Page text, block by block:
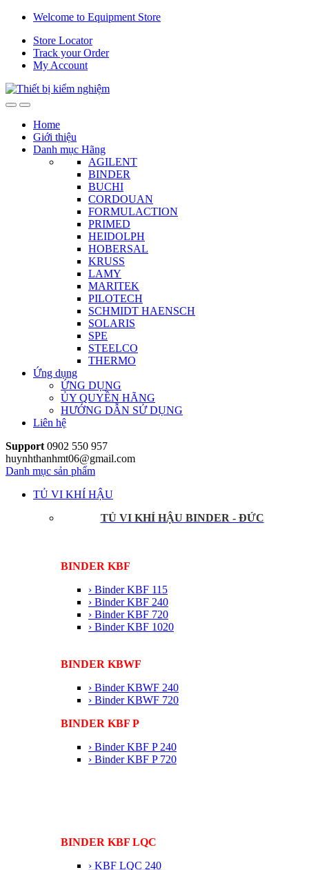
Skip
navigation
Skip
content
Welcome to Equipment Store
Store Locator
Track your Order
My Account
Home
Giới thiệu
Danh mục Hãng
AGILENT
BINDER
BUCHI
CORDOUAN
FORMULACTION
PRIMED
HEIDOLPH
HOBERSAL
KRUSS
LAMY
MARITEK
PILOTECH
SCHMIDT HAENSCH
SOLARIS
SPE
STEELCO
THERMO
Ứng dụng
ỨNG DỤNG
ỦY QUYỀN HÃNG
HƯỚNG DẪN SỬ DỤNG
Liên hệ
Support 0902 550 957
huynhthanhmt06@gmail.com
Danh mục sản phẩm
TỦ VI KHÍ HẬU
TỦ VI KHÍ HẬU BINDER - ĐỨC
BINDER KBF
› Binder KBF 115
› Binder KBF 240
› Binder KBF 720
› Binder KBF 1020
BINDER KBWF
› Binder KBWF 240
› Binder KBWF 720
BINDER KBF P
› Binder KBF P 240
› Binder KBF P 720
BINDER KBF LQC
› KBF LQC 240